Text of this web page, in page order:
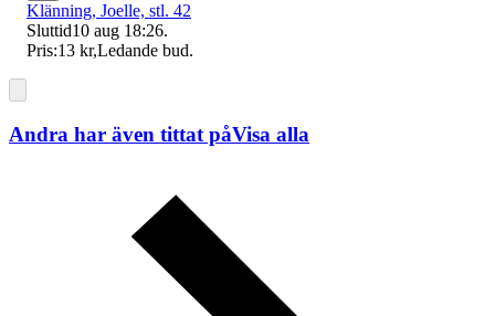
Klänning, Joelle, stl. 42
Sluttid10 aug 18:26.
Pris:13 kr,Ledande bud.
Andra har även tittat påVisa alla